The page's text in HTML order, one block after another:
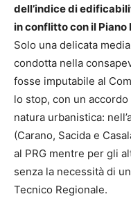
dell’indice di
in conflitto con il Piano
Solo una delicata
condotta nella
fosse imputabile al
lo stop, con un
natura urbanistica:
(Carano, Sacida e
al PRG mentre per gli
senza la necessità di
Tecnico Regionale.